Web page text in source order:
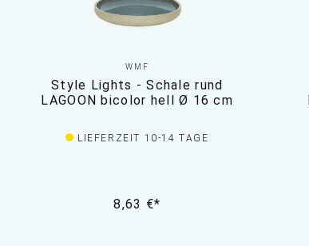
WMF
Style Lights - Schale rund
LAGOON bicolor hell Ø 16 cm
LIEFERZEIT 10-14 TAGE
8,63 €*